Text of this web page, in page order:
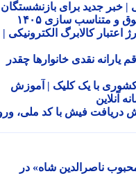
جدید برای بازنشستگان و
سازی ۱۴۰۵
| زمان شارژ اعتبار کالابرگ الکترونیکی |
مرداد ماه ۱۴۰۵ | رقم یارانه نقدی خانوارها چقدر
با یک کلیک | آموزش
فیش با کد ملی، ورود
ناصرالدین شاه» در